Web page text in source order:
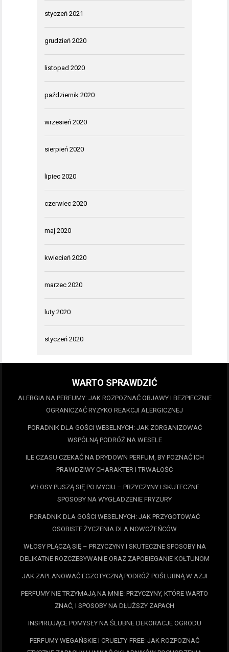
styczeń 2021
grudzień 2020
listopad 2020
październik 2020
wrzesień 2020
sierpień 2020
lipiec 2020
czerwiec 2020
maj 2020
kwiecień 2020
marzec 2020
luty 2020
styczeń 2020
WARTO SPRAWDZIĆ
ALERGIA NA PERFUMY: JAK ROZPOZNAĆ OBJAWY I BEZPIECZNIE
OGRANICZAĆ RYZYKO REAKCJI ALERGICZNEJ
PORADNIK DLA GOŚCI WESELNYCH: JAK ZORGANIZOWAĆ
WSPÓLNĄ PODRÓŻ NA WESELE
ILE CZASU CZEKAĆ NA DRYDOWN PERFUM, BY POZNAĆ ICH
PRAWDZIWY CHARAKTER I TRWAŁOŚĆ
WŁOSY PUSZĄ SIĘ PO MYCIU – PRZYCZYNY I SKUTECZNE
SPOSOBY NA WYGŁADZENIE FRYZURY
PORADNIK DLA GOŚCI WESELNYCH: JAK PRZYGOTOWAĆ
OSOBISTE ŻYCZENIA DLA NOWOŻEŃCÓW
WŁOSY PLĄCZĄ SIĘ – PRZYCZYNY I SKUTECZNE SPOSOBY NA
DELIKATNE ROZCZESYWANIE ORAZ ZAPOBIEGANIE KOŁTUNOM
JAK ZAPLANOWAĆ EGZOTYCZNĄ PODRÓŻ POŚLUBNĄ W AZJI
PERFUMY NIE TRZYMAJĄ NA MNIE: PRZYCZYNY, KTÓRE WARTO
ZNAĆ, I SPOSOBY NA DŁUŻSZY ZAPACH
INSPIRUJĄCE POMYSŁY NA ŚLUBNE DEKORACJE OGRODU
PERFUMY WEGAŃSKIE I CRUELTY-FREE: JAK ROZPOZNAĆ